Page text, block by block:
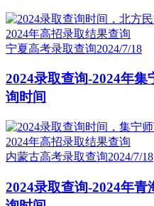
宁夏高考录取查询2024/7/18
2024录取查询-2024年
询时间
内蒙古高考录取查询2024/7/18
2024录取查询-2024年